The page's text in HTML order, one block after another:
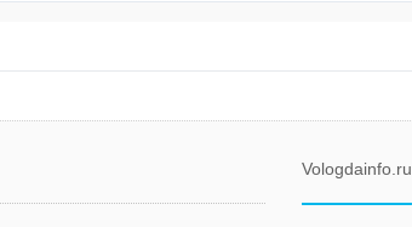
Vologdainfo.ru